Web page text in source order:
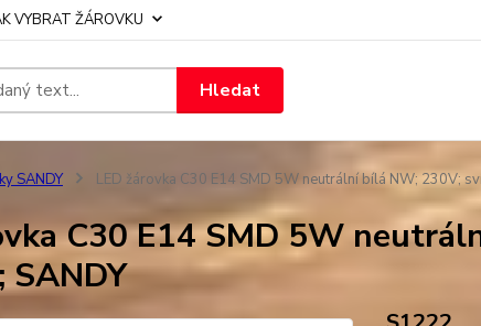
VYBRAT ŽÁROVKU
Hledat
SANDY LED žárovka C30 E14 SMD 5W neutrální bílá NW; 230V;
C30 E14 SMD 5W
SANDY